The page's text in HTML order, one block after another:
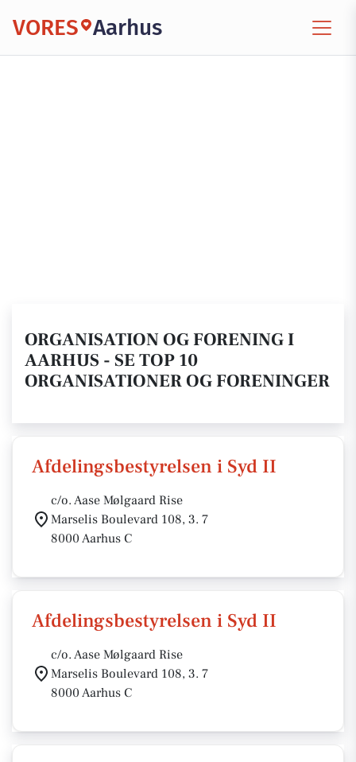
VORES Aarhus
ORGANISATION OG FORENING I
AARHUS - SE TOP 10
ORGANISATIONER OG FORENINGER
Afdelingsbestyrelsen i Syd II
c/o. Aase Mølgaard Rise
Marselis Boulevard 108, 3. 7
8000 Aarhus C
Afdelingsbestyrelsen i Syd II
c/o. Aase Mølgaard Rise
Marselis Boulevard 108, 3. 7
8000 Aarhus C